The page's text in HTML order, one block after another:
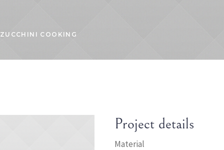
ZUCCHINI COOKING
Project details
Material